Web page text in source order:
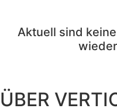
Aktuell sind
ÜBER